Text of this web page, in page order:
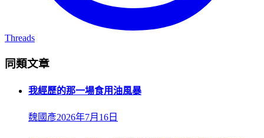
Threads
同類文章
我經歷的那一場食用油風暴
魏國彥2026年7月16日